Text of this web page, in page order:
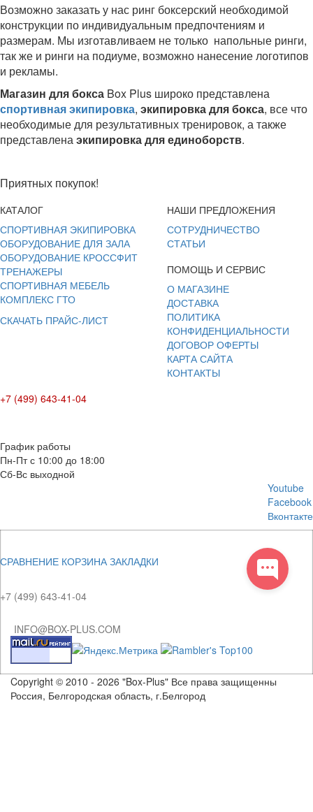
Возможно заказать у нас ринг боксерский необходимой
конструкции по индивидуальным предпочтениям и
размерам. Мы изготавливаем не только напольные ринги,
так же и ринги на подиуме, возможно нанесение логотипов
и рекламы.
Магазин для бокса Box Plus широко представлена
спортивная экипировка, экипировка для бокса, все что
необходимые для результативных тренировок, а также
представленаэкипировка для единоборств.
Приятных покупок!
КАТАЛОГ
СПОРТИВНАЯ ЭКИПИРОВКА
ОБОРУДОВАНИЕ ДЛЯ ЗАЛА
ОБОРУДОВАНИЕ КРОССФИТ
ТРЕНАЖЕРЫ
СПОРТИВНАЯ МЕБЕЛЬ
КОМПЛЕКС ГТО
СКАЧАТЬ ПРАЙС-ЛИСТ
НАШИ ПРЕДЛОЖЕНИЯ
СОТРУДНИЧЕСТВО
СТАТЬИ
ПОМОЩЬ И СЕРВИС
О МАГАЗИНЕ
ДОСТАВКА
ПОЛИТИКА
КОНФИДЕНЦИАЛЬНОСТИ
ДОГОВОР ОФЕРТЫ
КАРТА САЙТА
КОНТАКТЫ
+7 (499) 643-41-04
График работы
Пн-Пт с 10:00 до 18:00
Сб-Вс выходной
Youtube
Facebook
Вконтакте
СРАВНЕНИЕ КОРЗИНА ЗАКЛАДКИ
+7 (499) 643-41-04
INFO@BOX-PLUS.COM
Copyright © 2010 - 2026 "Box-Plus" Все права защищенны
Россия, Белгородская область, г.Белгород